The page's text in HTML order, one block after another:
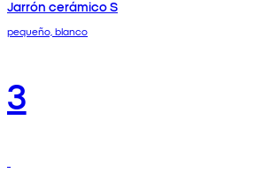
Jarrón cerámico S
pequeño, blanco
3